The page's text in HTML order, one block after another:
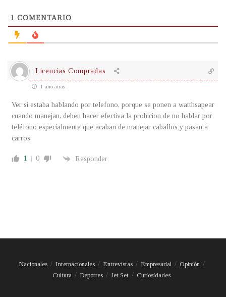
1 COMENTARIO
Licencias Compradas
1 año atrás
Ver si estaba hablando por telefono, porque se ponen a watthsapear
cuando manejan, deben hacer efectiva la prohicion de no hablar por
teléfono especialmente que acaban de manejar caballos y pasan a
carros.
1 0 Responder
Nacionales Internacionales Entrevistas Empresarial
Opinión
Cultura
Deportes Jet Set Curiosidades